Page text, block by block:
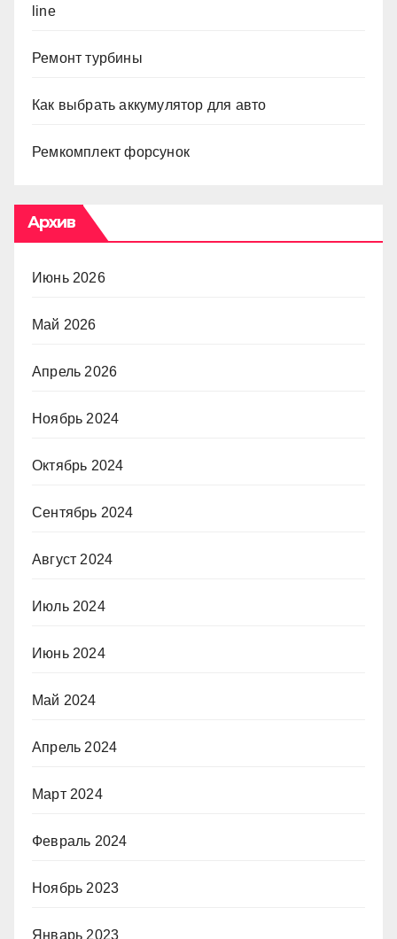
line
Ремонт турбины
Как выбрать аккумулятор для авто
Ремкомплект форсунок
Архив
Июнь 2026
Май 2026
Апрель 2026
Ноябрь 2024
Октябрь 2024
Сентябрь 2024
Август 2024
Июль 2024
Июнь 2024
Май 2024
Апрель 2024
Март 2024
Февраль 2024
Ноябрь 2023
Январь 2023